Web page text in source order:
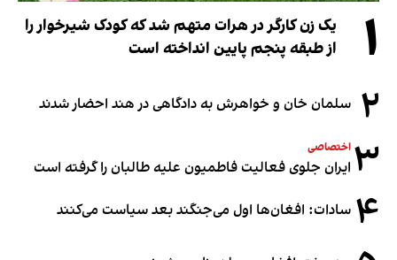
۱
یک زن کارگر در هرات متهم شد که کودک شیرخوار را
از طبقه پنجم پایین انداخته است
۲ سلمان خان و خواهرش به دادگاهی در هند احضار شدند
۳ اختصاصی
ایران جلوی فعالیت فاطمیون علیه طالبان را گرفته است
۴ سادات: افغان‌ها اول می‌جنگند بعد سیاست می‌کنند